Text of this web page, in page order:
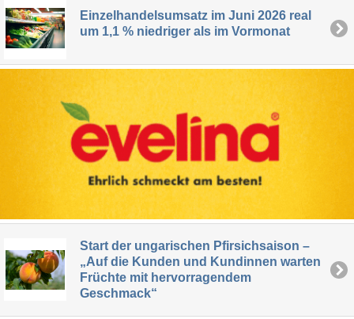
Einzelhandelsumsatz im Juni 2026 real
um 1,1 % niedriger als im Vormonat
Start der ungarischen Pfirsichsaison –
„Auf die Kunden und Kundinnen warten
Früchte mit hervorragendem
Geschmack“